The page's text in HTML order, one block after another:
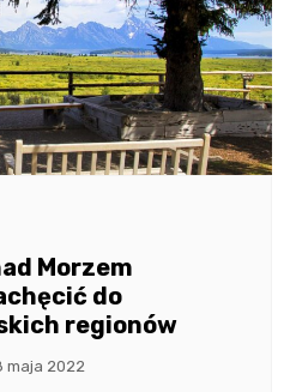
Morzem
do
regionów
maja 2022